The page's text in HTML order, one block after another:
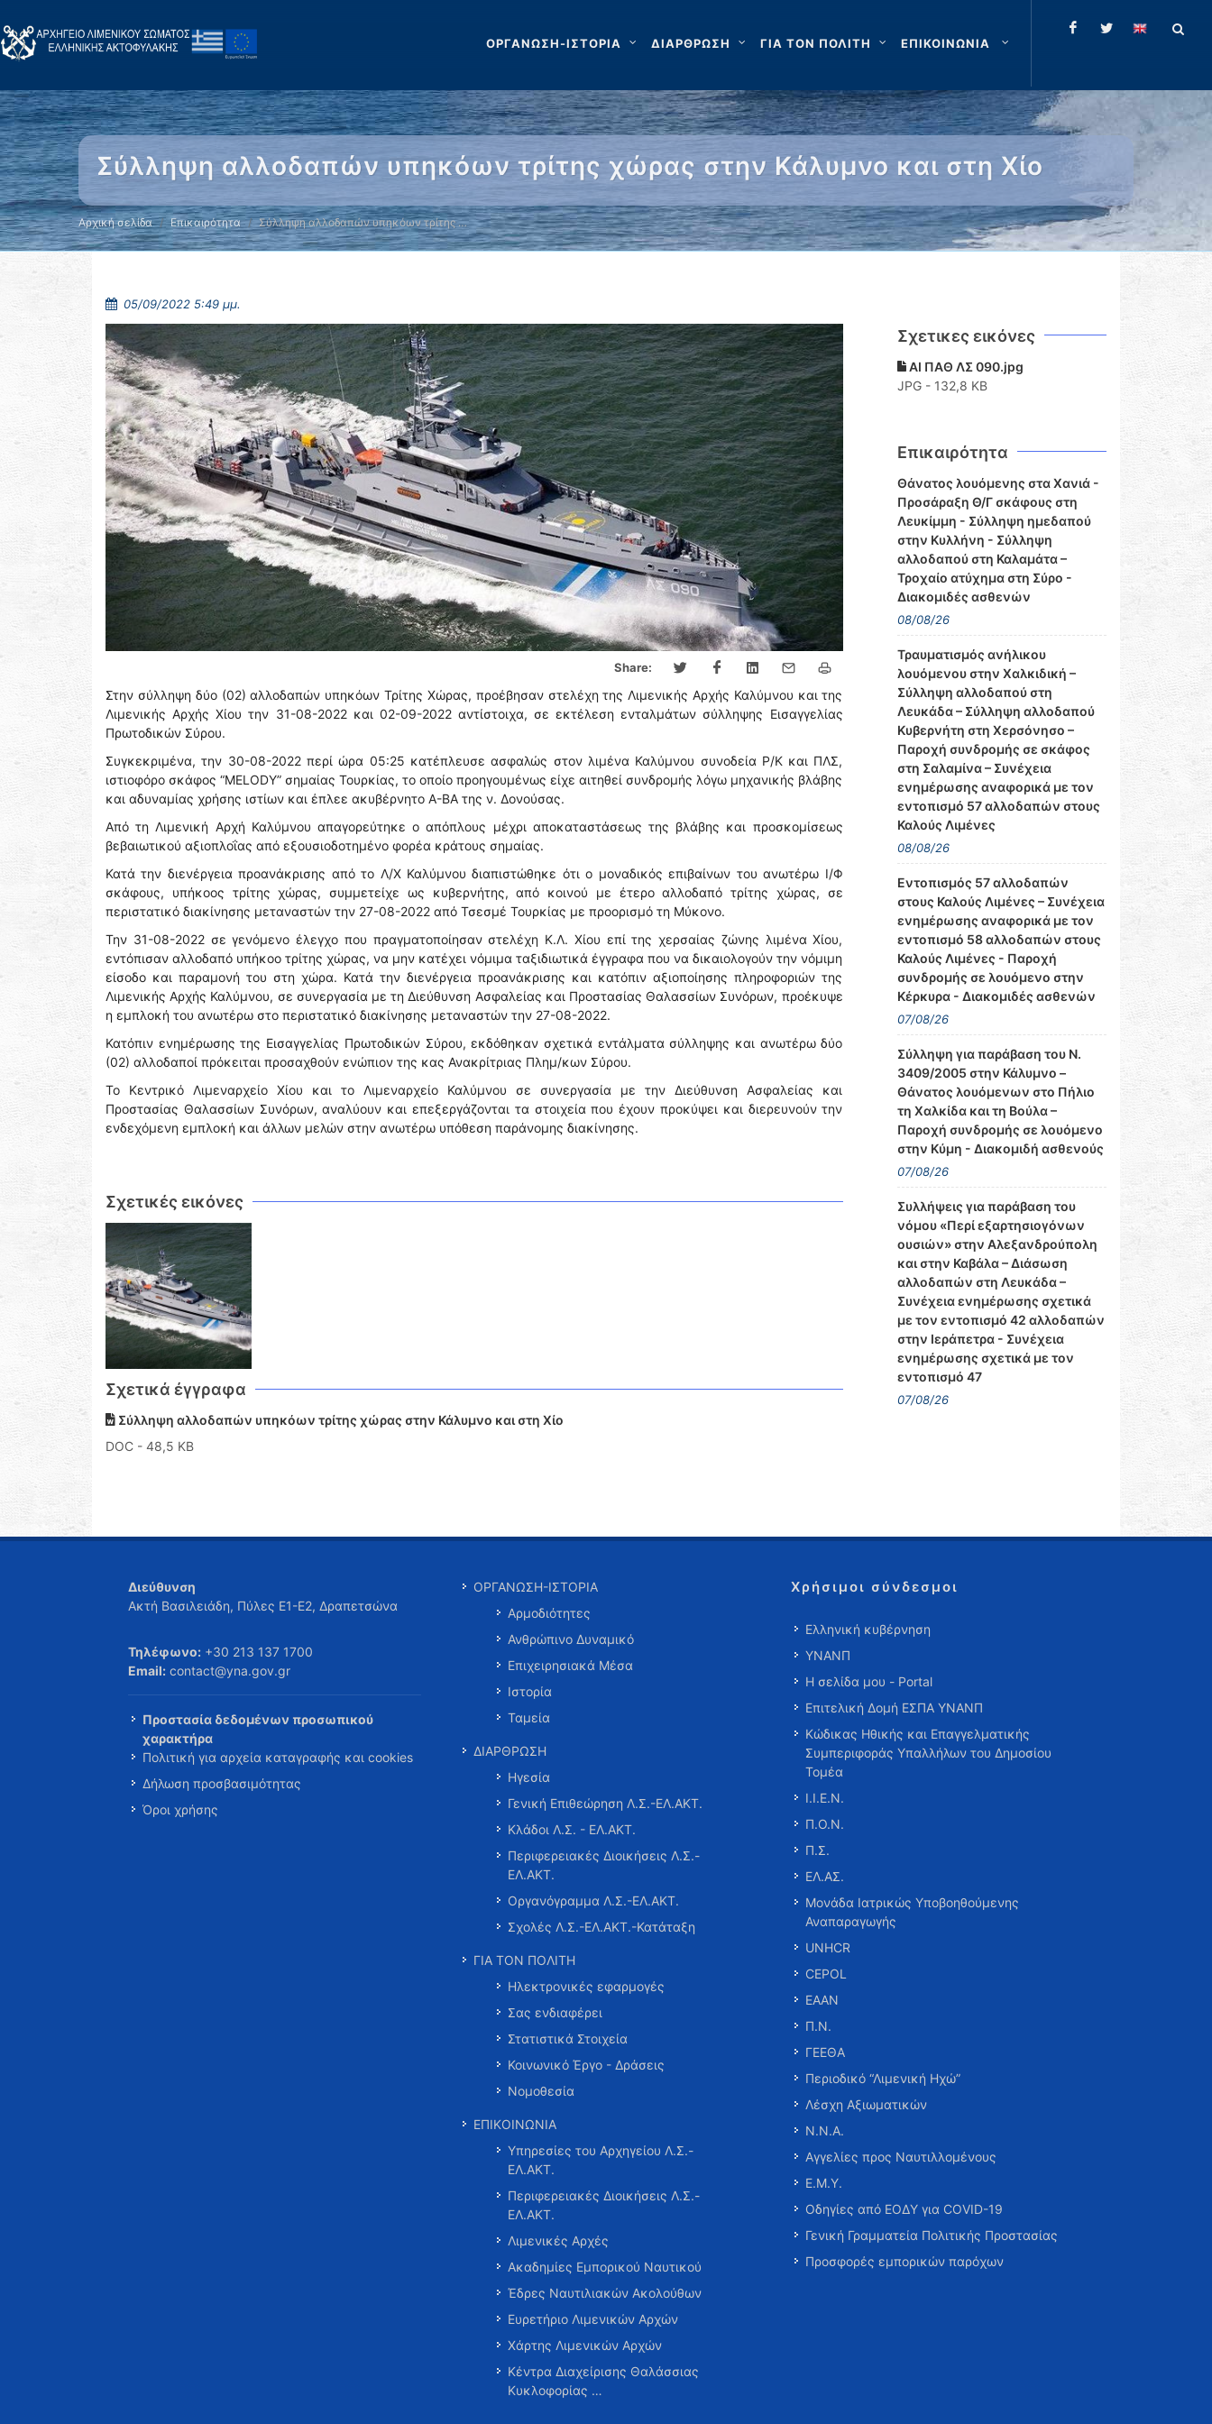
ΟΡΓΑΝΩΣΗ-ΙΣΤΟΡΙΑ ΔΙΑΡΘΡΩΣΗ ΓΙΑ ΤΟΝ ΠΟΛΙΤΗ ΕΠΙΚΟΙΝΩΝΙΑ
Σύλληψη αλλοδαπών υπηκόων τρίτης χώρας στην Κάλυμνο και στη Χίο
Αρχική σελίδα Επικαιρότητα Σύλληψη αλλοδαπών υπηκόων τρίτης …
05/09/2022 5:49 μμ.
Share:
Στην σύλληψη δύο (02) αλλοδαπών υπηκόων Τρίτης Χώρας, προέβησαν στελέχη της Λιμενικής Αρχής Καλύμνου και της
Λιμενικής Αρχής Χίου την 31-08-2022 και 02-09-2022 αντίστοιχα, σε εκτέλεση ενταλμάτων σύλληψης Εισαγγελίας
Πρωτοδικών Σύρου.
Συγκεκριμένα, την 30-08-2022 περί ώρα 05:25 κατέπλευσε ασφαλώς στον λιμένα Καλύμνου συνοδεία Ρ/Κ και ΠΛΣ,
ιστιοφόρο σκάφος “MELODY” σημαίας Τουρκίας, το οποίο προηγουμένως είχε αιτηθεί συνδρομής λόγω μηχανικής βλάβης
και αδυναμίας χρήσης ιστίων και έπλεε ακυβέρνητο Α-ΒΑ της ν. Δονούσας.
Από τη Λιμενική Αρχή Καλύμνου απαγορεύτηκε ο απόπλους μέχρι αποκαταστάσεως της βλάβης και προσκομίσεως
βεβαιωτικού αξιοπλοΐας από εξουσιοδοτημένο φορέα κράτους σημαίας.
Κατά την διενέργεια προανάκρισης από το Λ/Χ Καλύμνου διαπιστώθηκε ότι ο μοναδικός επιβαίνων του ανωτέρω Ι/Φ
σκάφους, υπήκοος τρίτης χώρας, συμμετείχε ως κυβερνήτης, από κοινού με έτερο αλλοδαπό τρίτης χώρας, σε
περιστατικό διακίνησης μεταναστών την 27-08-2022 από Τσεσμέ Τουρκίας με προορισμό τη Μύκονο.
Την 31-08-2022 σε γενόμενο έλεγχο που πραγματοποίησαν στελέχη Κ.Λ. Χίου επί της χερσαίας ζώνης λιμένα Χίου,
εντόπισαν αλλοδαπό υπήκοο τρίτης χώρας, να μην κατέχει νόμιμα ταξιδιωτικά έγγραφα που να δικαιολογούν την νόμιμη
είσοδο και παραμονή του στη χώρα. Κατά την διενέργεια προανάκρισης και κατόπιν αξιοποίησης πληροφοριών της
Λιμενικής Αρχής Καλύμνου, σε συνεργασία με τη Διεύθυνση Ασφαλείας και Προστασίας Θαλασσίων Συνόρων, προέκυψε
η εμπλοκή του ανωτέρω στο περιστατικό διακίνησης μεταναστών την 27-08-2022.
Κατόπιν ενημέρωσης της Εισαγγελίας Πρωτοδικών Σύρου, εκδόθηκαν σχετικά εντάλματα σύλληψης και ανωτέρω δύο
(02) αλλοδαποί πρόκειται προσαχθούν ενώπιον της κας Ανακρίτριας Πλημ/κων Σύρου.
Το Κεντρικό Λιμεναρχείο Χίου και το Λιμεναρχείο Καλύμνου σε συνεργασία με την Διεύθυνση Ασφαλείας και
Προστασίας Θαλασσίων Συνόρων, αναλύουν και επεξεργάζονται τα στοιχεία που έχουν προκύψει και διερευνούν την
ενδεχόμενη εμπλοκή και άλλων μελών στην ανωτέρω υπόθεση παράνομης διακίνησης.
Σχετικές εικόνες
Σχετικά έγγραφα
Σύλληψη αλλοδαπών υπηκόων τρίτης χώρας στην Κάλυμνο και στη Χίο
DOC - 48,5 KB
Σχετικες εικόνες
ΑΙ ΠΑΘ ΛΣ 090.jpg
JPG - 132,8 KB
Επικαιρότητα
Θάνατος λουόμενης στα Χανιά -
Προσάραξη Θ/Γ σκάφους στη
Λευκίμμη - Σύλληψη ημεδαπού
στην Κυλλήνη - Σύλληψη
αλλοδαπού στη Καλαμάτα –
Τροχαίο ατύχημα στη Σύρο -
Διακομιδές ασθενών
08/08/26
Τραυματισμός ανήλικου
λουόμενου στην Χαλκιδική –
Σύλληψη αλλοδαπού στη
Λευκάδα – Σύλληψη αλλοδαπού
Κυβερνήτη στη Χερσόνησο –
Παροχή συνδρομής σε σκάφος
στη Σαλαμίνα – Συνέχεια
ενημέρωσης αναφορικά με τον
εντοπισμό 57 αλλοδαπών στους
Καλούς Λιμένες
08/08/26
Εντοπισμός 57 αλλοδαπών
στους Καλούς Λιμένες – Συνέχεια
ενημέρωσης αναφορικά με τον
εντοπισμό 58 αλλοδαπών στους
Καλούς Λιμένες - Παροχή
συνδρομής σε λουόμενο στην
Κέρκυρα - Διακομιδές ασθενών
07/08/26
Σύλληψη για παράβαση του Ν.
3409/2005 στην Κάλυμνο –
Θάνατος λουόμενων στο Πήλιο
τη Χαλκίδα και τη Βούλα –
Παροχή συνδρομής σε λουόμενο
στην Κύμη - Διακομιδή ασθενούς
07/08/26
Συλλήψεις για παράβαση του
νόμου «Περί εξαρτησιογόνων
ουσιών» στην Αλεξανδρούπολη
και στην Καβάλα – Διάσωση
αλλοδαπών στη Λευκάδα –
Συνέχεια ενημέρωσης σχετικά
με τον εντοπισμό 42 αλλοδαπών
στην Ιεράπετρα - Συνέχεια
ενημέρωσης σχετικά με τον
εντοπισμό 47
07/08/26
Διεύθυνση
Ακτή Βασιλειάδη, Πύλες Ε1-Ε2, Δραπετσώνα
Τηλέφωνο: +30 213 137 1700
Email: contact@yna.gov.gr
Προστασία δεδομένων προσωπικού
χαρακτήρα
Πολιτική για αρχεία καταγραφής και cookies
Δήλωση προσβασιμότητας
Όροι χρήσης
ΟΡΓΑΝΩΣΗ-ΙΣΤΟΡΙΑ
Αρμοδιότητες
Ανθρώπινο Δυναμικό
Επιχειρησιακά Μέσα
Ιστορία
Ταμεία
ΔΙΑΡΘΡΩΣΗ
Ηγεσία
Γενική Επιθεώρηση Λ.Σ.-ΕΛ.ΑΚΤ.
Κλάδοι Λ.Σ. - ΕΛ.ΑΚΤ.
Περιφερειακές Διοικήσεις Λ.Σ.-
ΕΛ.ΑΚΤ.
Οργανόγραμμα Λ.Σ.-ΕΛ.ΑΚΤ.
Σχολές Λ.Σ.-ΕΛ.ΑΚΤ.-Κατάταξη
ΓΙΑ ΤΟΝ ΠΟΛΙΤΗ
Ηλεκτρονικές εφαρμογές
Σας ενδιαφέρει
Στατιστικά Στοιχεία
Κοινωνικό Έργο - Δράσεις
Νομοθεσία
ΕΠΙΚΟΙΝΩΝΙΑ
Υπηρεσίες του Αρχηγείου Λ.Σ.-
ΕΛ.ΑΚΤ.
Περιφερειακές Διοικήσεις Λ.Σ.-
ΕΛ.ΑΚΤ.
Λιμενικές Αρχές
Ακαδημίες Εμπορικού Ναυτικού
Έδρες Ναυτιλιακών Ακολούθων
Ευρετήριο Λιμενικών Αρχών
Χάρτης Λιμενικών Αρχών
Κέντρα Διαχείρισης Θαλάσσιας
Κυκλοφορίας …
Χρήσιμοι σύνδεσμοι
Ελληνική κυβέρνηση
ΥΝΑΝΠ
Η σελίδα μου - Portal
Επιτελική Δομή ΕΣΠΑ ΥΝΑΝΠ
Κώδικας Ηθικής και Επαγγελματικής
Συμπεριφοράς Υπαλλήλων του Δημοσίου
Τομέα
Ι.Ι.Ε.Ν.
Π.Ο.Ν.
Π.Σ.
ΕΛ.ΑΣ.
Μονάδα Ιατρικώς Υποβοηθούμενης
Αναπαραγωγής
UNHCR
CEPOL
ΕΑΑΝ
Π.Ν.
ΓΕΕΘΑ
Περιοδικό “Λιμενική Ηχώ”
Λέσχη Αξιωματικών
Ν.Ν.Α.
Αγγελίες προς Ναυτιλλομένους
Ε.Μ.Υ.
Οδηγίες από ΕΟΔΥ για COVID-19
Γενική Γραμματεία Πολιτικής Προστασίας
Προσφορές εμπορικών παρόχων